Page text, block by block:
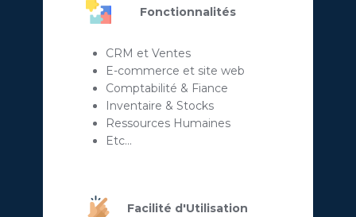
Fonctionnalités
CRM et Ventes
E-commerce et site web
Comptabilité & Fiance
Inventaire & Stocks
Ressources Humaines
Etc...
Facilité d'Utilisation